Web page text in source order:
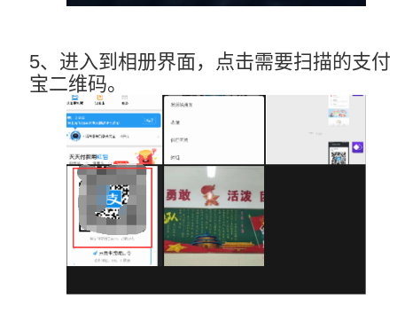
5、进入到相册界面，点击需要扫描的支付
宝二维码。